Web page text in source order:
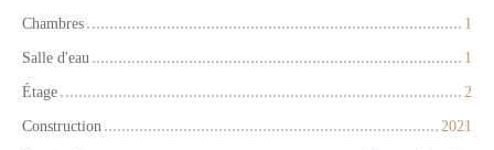
Chambres
1
Salle d'eau
1
Étage
2
Construction
2021